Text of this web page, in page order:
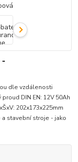
dle vzdálenosti
DIN EN: 12V 50Ah
202x173x225mm
stavební stroje - jako